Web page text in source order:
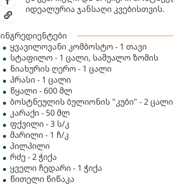
იდეალურია ჯანსაღი კვებისთვის.
ინგრედიენტები
ყვავილოვანი კომბოსტო - 1 თავი
სტაფილო - 1 ცალი, საშუალო ზომის
ნიახურის ღერო - 1 ცალი
პრასი - 1 ცალი
წყალი - 600 მლ
ბოსტნეულის ბულიონის "კუბი" - 2 ცალი
კარაქი - 50 მლ
ფქვილი - 3 ს/კ
მარილი - 1 ჩ/კ
პილპილი
რძე - 2 ჭიქა
ყველი ჩედარი - 1 ჭიქა
წითელი წიწაკა